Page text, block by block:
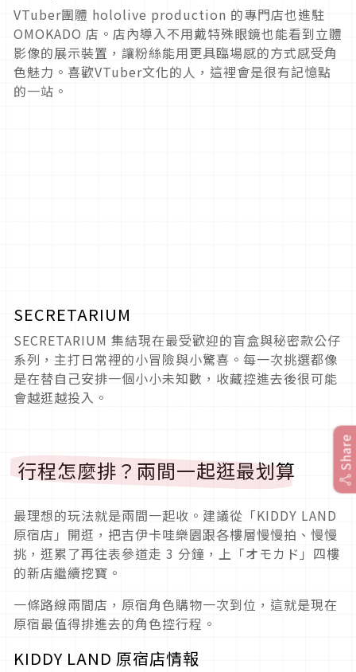
VTuber團體 hololive production 的專門店也進駐
OMOKADO 店。店內導入不用戴特殊眼鏡也能看到立體
影像的展示裝置，讓粉絲能用更具臨場感的方式感受角
色魅力。喜歡VTuber文化的人，這裡會是很有記憶點
的一站。
SECRETARIUM
SECRETARIUM 集結現在最受歡迎的盲盒與秘密款公仔
系列，主打日常裡的小冒險與小驚喜。每一次挑選都像
是在替自己安排一個小小未知數，收藏控進去後很可能
會越逛越投入。
行程怎麼排？兩間一起逛最划算
最理想的玩法就是兩間一起收。建議從「KIDDY LAND
原宿店」開逛，把吉伊卡哇樂園跟各樓層慢慢拍、慢慢
挑，逛累了再往表參道走 3 分鐘，上「オモカド」四樓
的新店繼續挖寶。
一條路線兩間店，原宿角色購物一次到位，這就是現在
原宿最值得排進去的角色控行程。
KIDDY LAND 原宿店情報
Share